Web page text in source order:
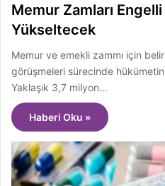
Memur Zamları Engelli
Yükseltecek
Memur ve emekli zammı için
görüşmeleri sürecinde
Yaklaşık 3,7 milyon…
Haberi Oku »